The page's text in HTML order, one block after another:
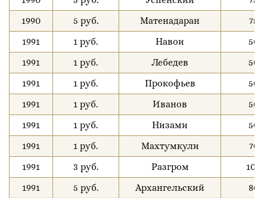
1990
5 руб. Матенадаран
75
1991
1 руб. Навои
50
1991
1 руб. Лебедев
50
1991
1 руб. Прокофьев
50
1991
1 руб. Иванов
50
1991
1 руб. Низами
50
1991
1 руб. Махтумкули
70
1991
3 руб. Разгром
100
1991
5 руб. Архангельский
80